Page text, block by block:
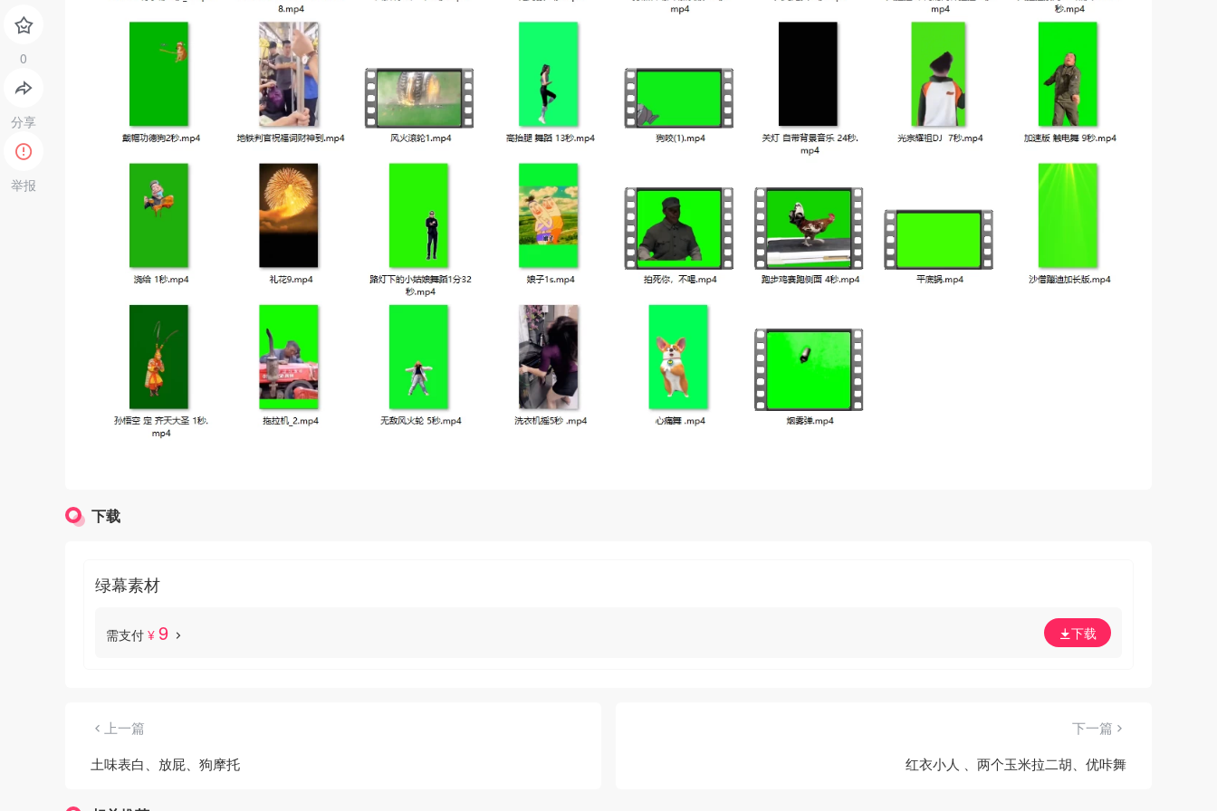
分享
举报
下载
绿幕素材
需支付 ¥ 9 下载
上一篇
土味表白、放屁、狗摩托
下一篇
红衣小人 、两个玉米拉二胡、优咔舞